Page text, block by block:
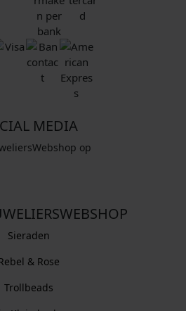
MEDIA
op
Sieraden
& Rose
Trollbeads